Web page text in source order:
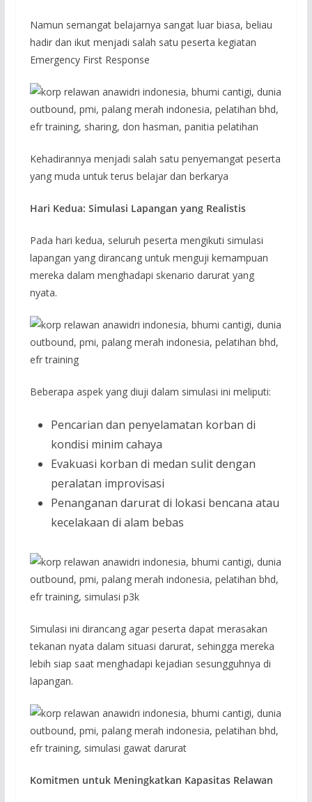
Namun semangat belajarnya sangat luar biasa, beliau
hadir dan ikut menjadi salah satu peserta kegiatan
Emergency First Response
Kehadirannya menjadi salah satu penyemangat peserta
yang muda untuk terus belajar dan berkarya
Hari Kedua: Simulasi Lapangan yang Realistis
Pada hari kedua, seluruh peserta mengikuti simulasi
lapangan yang dirancang untuk menguji kemampuan
mereka dalam menghadapi skenario darurat yang
nyata.
Beberapa aspek yang diuji dalam simulasi ini meliputi:
Pencarian dan penyelamatan korban di
kondisi minim cahaya
Evakuasi korban di medan sulit dengan
peralatan improvisasi
Penanganan darurat di lokasi bencana atau
kecelakaan di alam bebas
Simulasi ini dirancang agar peserta dapat merasakan
tekanan nyata dalam situasi darurat, sehingga mereka
lebih siap saat menghadapi kejadian sesungguhnya di
lapangan.
Komitmen untuk Meningkatkan Kapasitas Relawan